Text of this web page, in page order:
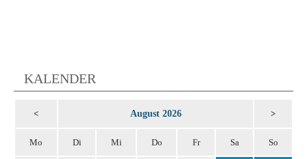
KALENDER
< August 2026 >
Mo Di Mi Do Fr Sa So